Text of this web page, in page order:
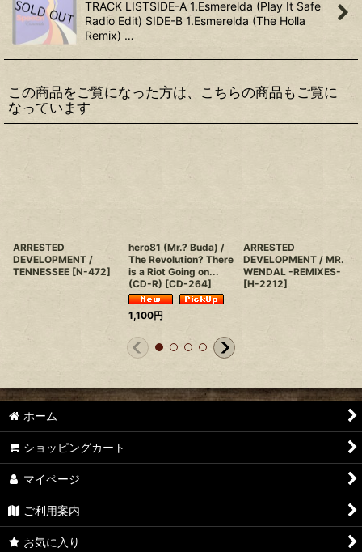
TRACK LISTSIDE-A 1.Esmerelda (Play It Safe
Radio Edit) SIDE-B 1.Esmerelda (The Holla
Remix) …
この商品をご覧になった方は、こちらの商品もご覧に
なっています
ARRESTED
DEVELOPMENT /
TENNESSEE [N-472]
hero81 (Mr.? Buda) /
The Revolution? There
is a Riot Going on...
(CD-R) [CD-264]
1,100円
ARRESTED
DEVELOPMENT / MR.
WENDAL -REMIXES-
[H-2212]
ホーム
ショッピングカート
マイページ
ご利用案内
お気に入り